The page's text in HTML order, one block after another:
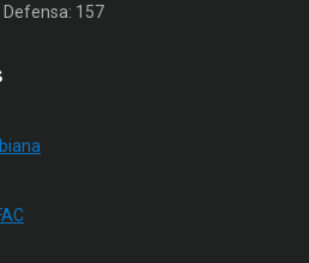
Defensa: 157